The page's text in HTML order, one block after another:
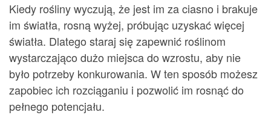
Kiedy rośliny wyczują, że jest im za ciasno i brakuje
im światła, rosną wyżej, próbując uzyskać więcej
światła. Dlatego staraj się zapewnić roślinom
wystarczająco dużo miejsca do wzrostu, aby nie
było potrzeby konkurowania. W ten sposób możesz
zapobiec ich rozciąganiu i pozwolić im rosnąć do
pełnego potencjału.